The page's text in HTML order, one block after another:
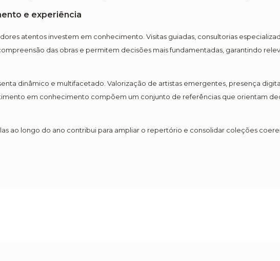
e experiência
atentos investem em conhecimento. Visitas guiadas, consultorias
das obras e permitem decisões mais fundamentadas, garantindo
dinâmico e multifacetado. Valorização de artistas emergentes, presença
em conhecimento compõem um conjunto de referências que orientam
ao longo do ano contribui para ampliar o repertório e consolidar coleções